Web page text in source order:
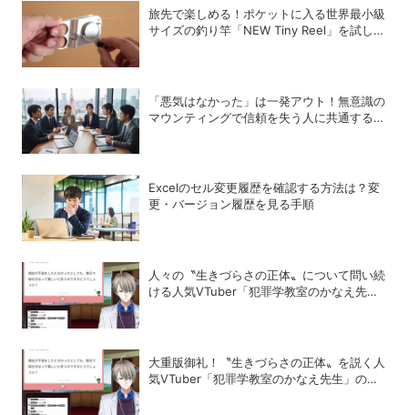
旅先で楽しめる！ポケットに入る世界最小級
サイズの釣り竿「NEW Tiny Reel」を試して
「悪気はなかった」は一発アウト！無意識の
マウンティングで信頼を失う人に共通する
Excelのセル変更履歴を確認する方法は？変
更・バージョン履歴を見る手順
人々の〝生きづらさの正体〟について問い続
ける人気VTuber「犯罪学教室のかなえ先
大重版御礼！〝生きづらさの正体〟を説く人
気VTuber「犯罪学教室のかなえ先生」の正